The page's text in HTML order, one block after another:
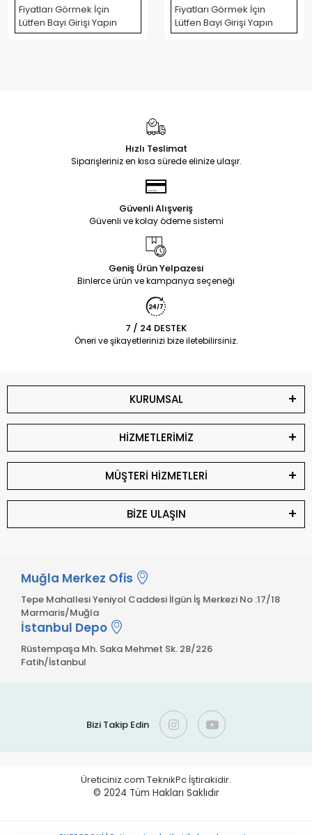
Fiyatları Görmek İçin
Lütfen Bayi Girişi Yapın
Fiyatları Görmek İçin
Lütfen Bayi Girişi Yapın
Hızlı Teslimat
Siparişleriniz en kısa sürede elinize ulaşır.
Güvenli Alışveriş
Güvenli ve kolay ödeme sistemi
Geniş Ürün Yelpazesi
Binlerce ürün ve kampanya seçeneği
7 / 24 DESTEK
Öneri ve şikayetlerinizi bize iletebilirsiniz.
KURUMSAL
HİZMETLERİMİZ
MÜŞTERİ HİZMETLERİ
BİZE ULAŞIN
Muğla Merkez Ofis
Tepe Mahallesi Yeniyol Caddesi İlgün İş Merkezi No :17/18
Marmaris/Muğla
İstanbul Depo
Rüstempaşa Mh. Saka Mehmet Sk. 28/226
Fatih/İstanbul
Bizi Takip Edin
Üreticiniz.com TeknikPc İştirakidir.
© 2024 Tüm Hakları Saklıdır